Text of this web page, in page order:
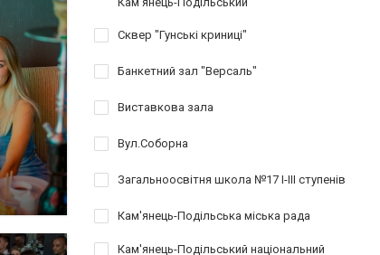
Сквер "Гунські криниці"
Банкетний зал "Версаль"
Виставкова зала
Вул.Соборна
Загальноосвітня школа №17 І-ІІІ ступенів
Кам'янець-Подільська міська рада
Кам'янець-Подільський національний